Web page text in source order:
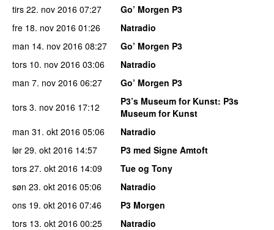
tirs 22. nov 2016 07:27
Go’ Morgen P3
fre 18. nov 2016 01:26
Natradio
man 14. nov 2016 08:27
Go’ Morgen P3
tors 10. nov 2016 03:06
Natradio
man 7. nov 2016 06:27
Go’ Morgen P3
tors 3. nov 2016 17:12 P3’s Museum for Kunst: P3s
Museum for Kunst
man 31. okt 2016 05:06
Natradio
lør 29. okt 2016 14:57
P3 med Signe Amtoft
tors 27. okt 2016 14:09
Tue og Tony
søn 23. okt 2016 05:06
Natradio
ons 19. okt 2016 07:46
P3 Morgen
tors 13. okt 2016 00:25
Natradio